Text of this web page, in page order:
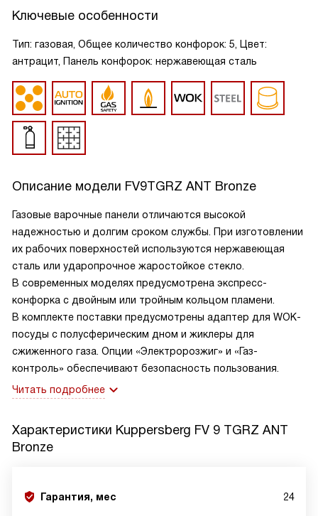
Ключевые особенности
Тип: газовая, Общее количество конфорок: 5, Цвет:
антрацит, Панель конфорок: нержавеющая сталь
Описание модели FV9TGRZ ANT Bronze
Газовые варочные панели отличаются высокой
надежностью и долгим сроком службы. При изготовлении
их рабочих поверхностей используются нержавеющая
сталь или ударопрочное жаростойкое стекло.
В современных моделях предусмотрена экспресс-
конфорка с двойным или тройным кольцом пламени.
В комплекте поставки предусмотрены адаптер для WOK-
посуды с полусферическим дном и жиклеры для
сжиженного газа. Опции «Электророзжиг» и «Газ-
контроль» обеспечивают безопасность пользования.
Читать подробнее
Характеристики Kuppersberg FV 9 TGRZ ANT
Bronze
Гарантия, мес 24